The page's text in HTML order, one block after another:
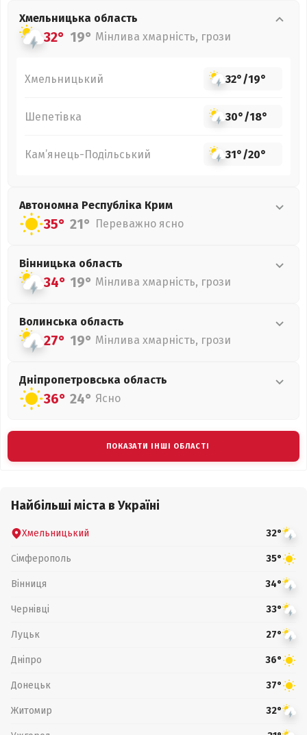
Хмельницька область
32° 19° Мінлива хмарність, грози
Хмельницький 32°/19°
Шепетівка 30°/18°
Кам’янець-Подільський 31°/20°
Автономна Республіка Крим
35° 21° Переважно ясно
Вінницька область
34° 19° Мінлива хмарність, грози
Волинська область
27° 19° Мінлива хмарність, грози
Дніпропетровська область
36° 24° Ясно
ПОКАЗАТИ ІНШІ ОБЛАСТІ
Найбільші міста в Україні
Хмельницький 32°
Сімферополь 35°
Вінниця 34°
Чернівці 33°
Луцьк 27°
Дніпро 36°
Донецьк 37°
Житомир 32°